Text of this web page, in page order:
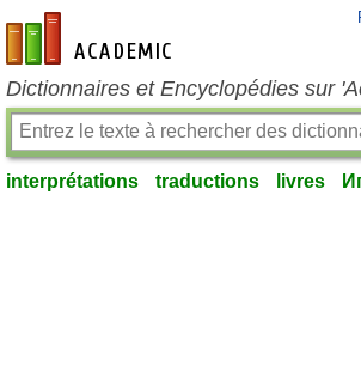
fr-academic.com
Dictionnaires et Encyclopédies sur
interprétations traductions livres